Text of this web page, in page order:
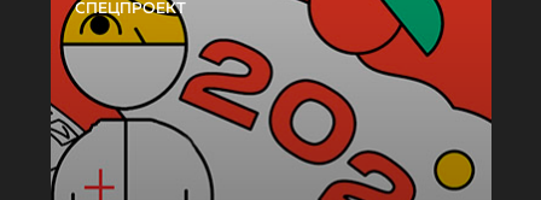
СПЕЦПРОЕКТ